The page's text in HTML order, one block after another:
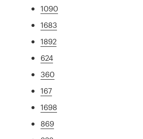
1090
1683
1892
624
360
167
1698
869